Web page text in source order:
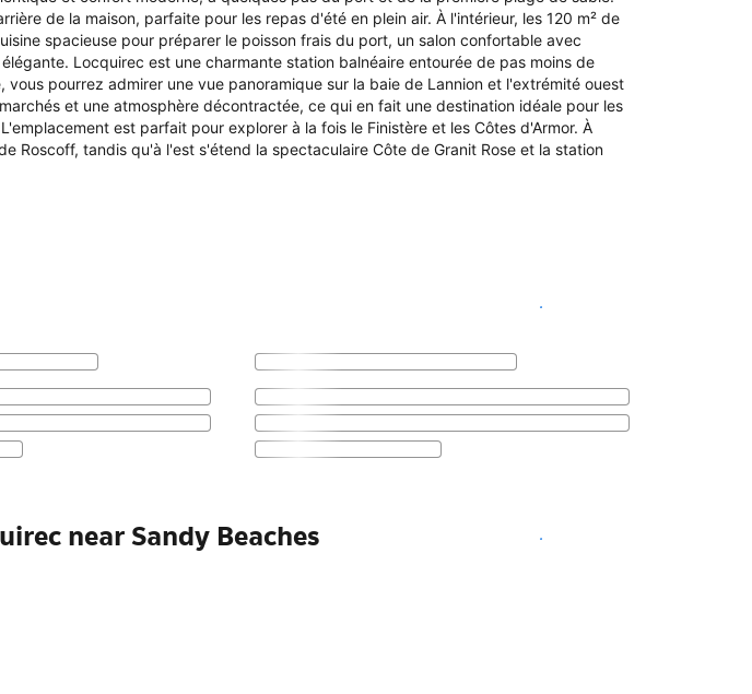
de la maison, parfaite pour les repas d'été en plein air. À l'intérieur, les 120 m² de
spacieuse pour préparer le poisson frais du port, un salon confortable avec
Locquirec est une charmante station balnéaire entourée de pas moins de
pourrez admirer une vue panoramique sur la baie de Lannion et l'extrémité ouest
et une atmosphère décontractée, ce qui en fait une destination idéale pour les
est parfait pour explorer à la fois le Finistère et les Côtes d'Armor. À
Roscoff, tandis qu'à l'est s'étend la spectaculaire Côte de Granit Rose et la station
Voir les disponibilités
near Sandy Beaches Voir les disponibilités